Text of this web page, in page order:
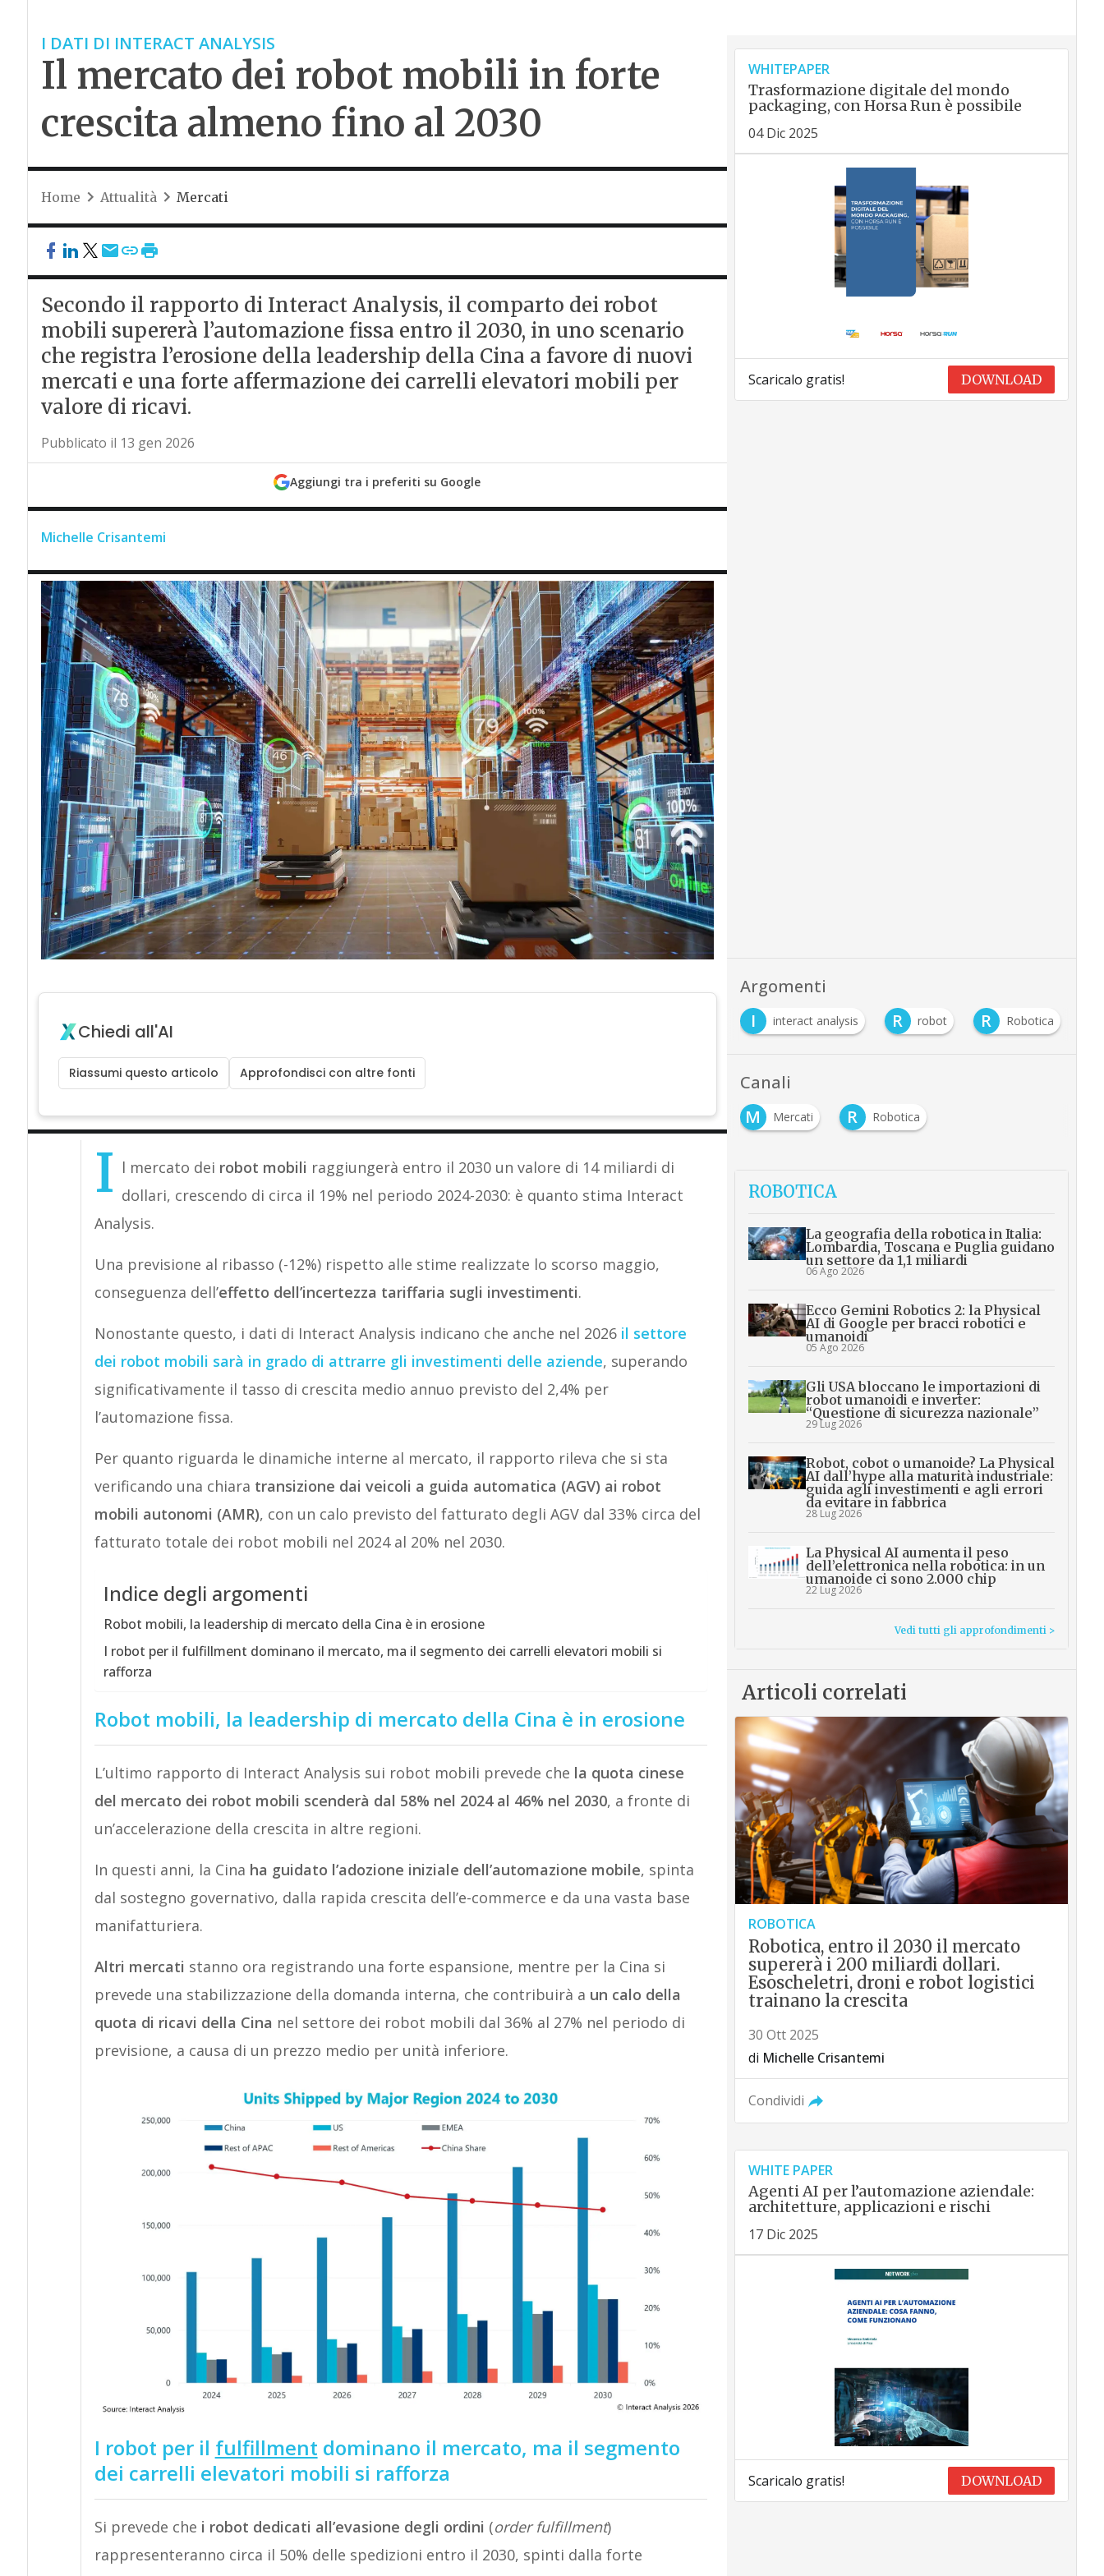
I DATI DI INTERACT ANALYSIS
Il mercato dei robot mobili in forte
crescita almeno fino al 2030
Home Attualità Mercati
Secondo il rapporto di Interact Analysis, il comparto dei robot
mobili supererà l’automazione fissa entro il 2030, in uno scenario
che registra l’erosione della leadership della Cina a favore di nuovi
mercati e una forte affermazione dei carrelli elevatori mobili per
valore di ricavi.
Pubblicato il 13 gen 2026
Aggiungi tra i preferiti su Google
Michelle Crisantemi
Chiedi all'AI
Riassumi questo articolo Approfondisci con altre fonti
I l mercato dei robot mobili raggiungerà entro il 2030 un valore di 14 miliardi di
dollari, crescendo di circa il 19% nel periodo 2024-2030: è quanto stima Interact
Analysis.
Una previsione al ribasso (-12%) rispetto alle stime realizzate lo scorso maggio,
conseguenza dell’effetto dell’incertezza tariffaria sugli investimenti.
Nonostante questo, i dati di Interact Analysis indicano che anche nel 2026 il settore
dei robot mobili sarà in grado di attrarre gli investimenti delle aziende, superando
significativamente il tasso di crescita medio annuo previsto del 2,4% per
l’automazione fissa.
Per quanto riguarda le dinamiche interne al mercato, il rapporto rileva che si sta
verificando una chiara transizione dai veicoli a guida automatica (AGV) ai robot
mobili autonomi (AMR), con un calo previsto del fatturato degli AGV dal 33% circa del
fatturato totale dei robot mobili nel 2024 al 20% nel 2030.
Indice degli argomenti
Robot mobili, la leadership di mercato della Cina è in erosione
I robot per il fulfillment dominano il mercato, ma il segmento dei carrelli elevatori mobili si
rafforza
Robot mobili, la leadership di mercato della Cina è in erosione
L’ultimo rapporto di Interact Analysis sui robot mobili prevede che la quota cinese
del mercato dei robot mobili scenderà dal 58% nel 2024 al 46% nel 2030, a fronte di
un’accelerazione della crescita in altre regioni.
In questi anni, la Cina ha guidato l’adozione iniziale dell’automazione mobile, spinta
dal sostegno governativo, dalla rapida crescita dell’e-commerce e da una vasta base
manifatturiera.
Altri mercati stanno ora registrando una forte espansione, mentre per la Cina si
prevede una stabilizzazione della domanda interna, che contribuirà a un calo della
quota di ricavi della Cina nel settore dei robot mobili dal 36% al 27% nel periodo di
previsione, a causa di un prezzo medio per unità inferiore.
I robot per il fulfillment dominano il mercato, ma il segmento
dei carrelli elevatori mobili si rafforza
Si prevede che i robot dedicati all’evasione degli ordini (order fulfillment)
rappresenteranno circa il 50% delle spedizioni entro il 2030, spinti dalla forte
WHITEPAPER
Trasformazione digitale del mondo
packaging, con Horsa Run è possibile
04 Dic 2025
Scaricalo gratis! DOWNLOAD
Argomenti
I interact analysis R robot R Robotica
Canali
M
Mercati R Robotica
ROBOTICA
La geografia della robotica in Italia:
Lombardia, Toscana e Puglia guidano
un settore da 1,1 miliardi
06 Ago 2026
Ecco Gemini Robotics 2: la Physical
AI di Google per bracci robotici e
umanoidi
05 Ago 2026
Gli USA bloccano le importazioni di
robot umanoidi e inverter:
“Questione di sicurezza nazionale”
29 Lug 2026
Robot, cobot o umanoide? La Physical
AI dall’hype alla maturità industriale:
guida agli investimenti e agli errori
da evitare in fabbrica
28 Lug 2026
La Physical AI aumenta il peso
dell’elettronica nella robotica: in un
umanoide ci sono 2.000 chip
22 Lug 2026
Vedi tutti gli approfondimenti >
Articoli correlati
ROBOTICA
Robotica, entro il 2030 il mercato
supererà i 200 miliardi dollari.
Esoscheletri, droni e robot logistici
trainano la crescita
30 Ott 2025
di Michelle Crisantemi
Condividi
WHITE PAPER
Agenti AI per l’automazione aziendale:
architetture, applicazioni e rischi
17 Dic 2025
Scaricalo gratis! DOWNLOAD